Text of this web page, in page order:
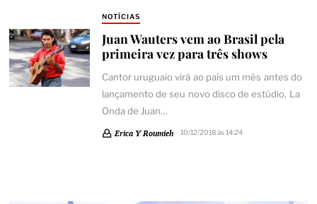
NOTÍCIAS
Juan Wauters vem ao Brasil pela
primeira vez para três shows
Cantor uruguaio virá ao país um mês antes do
lançamento de seu novo disco de estúdio, La
Onda de Juan…
Erica Y Roumieh 10/12/2018 às 14:24